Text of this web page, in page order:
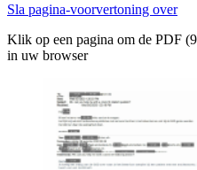
Sla pagina-voorvertoning over
Klik op een pagina om de PDF
in uw browser